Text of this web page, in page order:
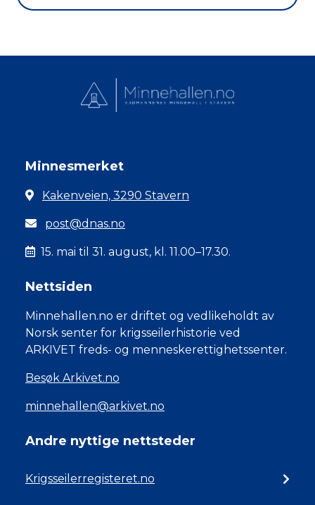
Minnesmerket
Kakenveien, 3290 Stavern
post@dnas.no
15. mai til 31. august, kl. 11.00–17.30.
Nettsiden
Minnehallen.no er driftet og vedlikeholdt av
Norsk senter for krigsseilerhistorie ved
ARKIVET freds- og menneskerettighetssenter.
Besøk Arkivet.no
minnehallen@arkivet.no
Andre nyttige nettsteder
Krigsseilerregisteret.no